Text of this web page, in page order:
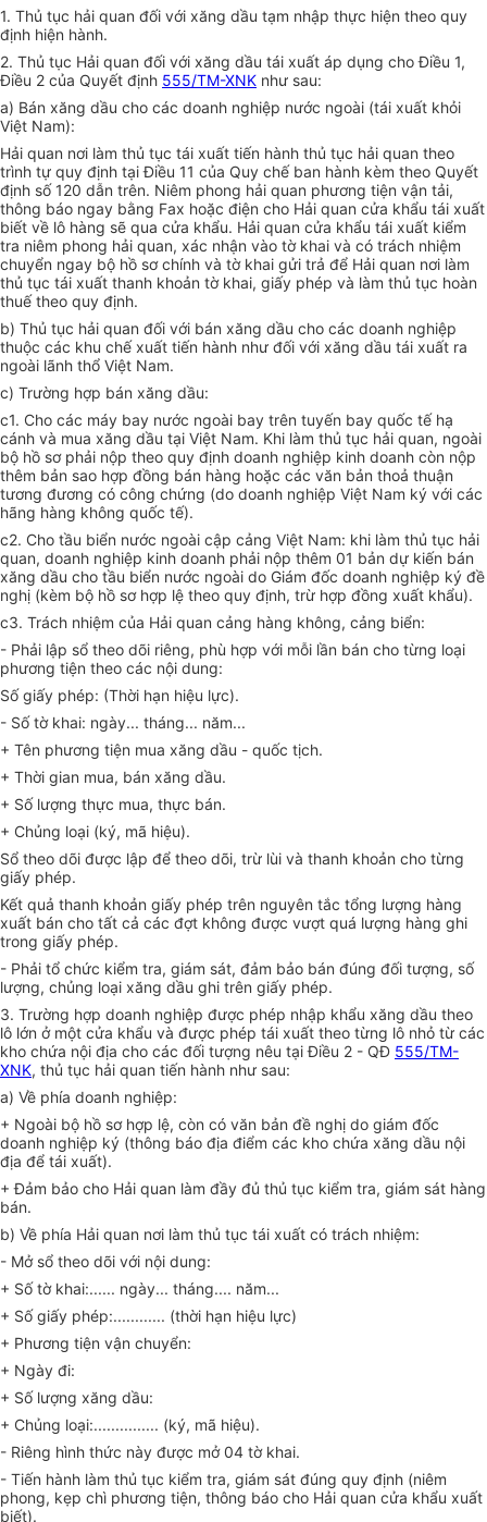
1. Thủ tục hải quan đối với xăng dầu tạm nhập thực hiện theo quy
định hiện hành.
2. Thủ tục Hải quan đối với xăng dầu tái xuất áp dụng cho Điều 1,
Điều 2 của Quyết định 555/TM-XNK như sau:
a) Bán xăng dầu cho các doanh nghiệp nước ngoài (tái xuất khỏi
Việt Nam):
Hải quan nơi làm thủ tục tái xuất tiến hành thủ tục hải quan theo
trình tự quy định tại Điều 11 của Quy chế ban hành kèm theo Quyết
định số 120 dẫn trên. Niêm phong hải quan phương tiện vận tải,
thông báo ngay bằng Fax hoặc điện cho Hải quan cửa khẩu tái xuất
biết về lô hàng sẽ qua cửa khẩu. Hải quan cửa khẩu tái xuất kiểm
tra niêm phong hải quan, xác nhận vào tờ khai và có trách nhiệm
chuyển ngay bộ hồ sơ chính và tờ khai gửi trả để Hải quan nơi làm
thủ tục tái xuất thanh khoản tờ khai, giấy phép và làm thủ tục hoàn
thuế theo quy định.
b) Thủ tục hải quan đối với bán xăng dầu cho các doanh nghiệp
thuộc các khu chế xuất tiến hành như đối với xăng dầu tái xuất ra
ngoài lãnh thổ Việt Nam.
c) Trường hợp bán xăng dầu:
c1. Cho các máy bay nước ngoài bay trên tuyến bay quốc tế hạ
cánh và mua xăng dầu tại Việt Nam. Khi làm thủ tục hải quan, ngoài
bộ hồ sơ phải nộp theo quy định doanh nghiệp kinh doanh còn nộp
thêm bản sao hợp đồng bán hàng hoặc các văn bản thoả thuận
tương đương có công chứng (do doanh nghiệp Việt Nam ký với các
hãng hàng không quốc tế).
c2. Cho tầu biển nước ngoài cập cảng Việt Nam: khi làm thủ tục hải
quan, doanh nghiệp kinh doanh phải nộp thêm 01 bản dự kiến bán
xăng dầu cho tầu biển nước ngoài do Giám đốc doanh nghiệp ký đề
nghị (kèm bộ hồ sơ hợp lệ theo quy định, trừ hợp đồng xuất khẩu).
c3. Trách nhiệm của Hải quan cảng hàng không, cảng biển:
- Phải lập sổ theo dõi riêng, phù hợp với mỗi lần bán cho từng loại
phương tiện theo các nội dung:
Số giấy phép: (Thời hạn hiệu lực).
- Số tờ khai: ngày... tháng... năm...
+ Tên phương tiện mua xăng dầu - quốc tịch.
+ Thời gian mua, bán xăng dầu.
+ Số lượng thực mua, thực bán.
+ Chủng loại (ký, mã hiệu).
Sổ theo dõi được lập để theo dõi, trừ lùi và thanh khoản cho từng
giấy phép.
Kết quả thanh khoản giấy phép trên nguyên tắc tổng lượng hàng
xuất bán cho tất cả các đợt không được vượt quá lượng hàng ghi
trong giấy phép.
- Phải tổ chức kiểm tra, giám sát, đảm bảo bán đúng đối tượng, số
lượng, chủng loại xăng dầu ghi trên giấy phép.
3. Trường hợp doanh nghiệp được phép nhập khẩu xăng dầu theo
lô lớn ở một cửa khẩu và được phép tái xuất theo từng lô nhỏ từ các
kho chứa nội địa cho các đối tượng nêu tại Điều 2 - QĐ 555/TM-
XNK, thủ tục hải quan tiến hành như sau:
a) Về phía doanh nghiệp:
+ Ngoài bộ hồ sơ hợp lệ, còn có văn bản đề nghị do giám đốc
doanh nghiệp ký (thông báo địa điểm các kho chứa xăng dầu nội
địa để tái xuất).
+ Đảm bảo cho Hải quan làm đầy đủ thủ tục kiểm tra, giám sát hàng
bán.
b) Về phía Hải quan nơi làm thủ tục tái xuất có trách nhiệm:
- Mở sổ theo dõi với nội dung:
+ Số tờ khai:...... ngày... tháng.... năm...
+ Số giấy phép:............ (thời hạn hiệu lực)
+ Phương tiện vận chuyển:
+ Ngày đi:
+ Số lượng xăng dầu:
+ Chủng loại:............... (ký, mã hiệu).
- Riêng hình thức này được mở 04 tờ khai.
- Tiến hành làm thủ tục kiểm tra, giám sát đúng quy định (niêm
phong, kẹp chì phương tiện, thông báo cho Hải quan cửa khẩu xuất
biết).